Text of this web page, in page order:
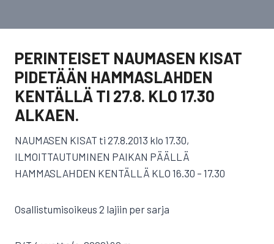
PERINTEISET NAUMASEN KISAT
PIDETÄÄN HAMMASLAHDEN
KENTÄLLÄ TI 27.8. KLO 17.30
ALKAEN.
NAUMASEN KISAT ti 27.8.2013 klo 17.30,
ILMOITTAUTUMINEN PAIKAN PÄÄLLÄ
HAMMASLAHDEN KENTÄLLÄ KLO 16.30 – 17.30
Osallistumisoikeus 2 lajiin per sarja